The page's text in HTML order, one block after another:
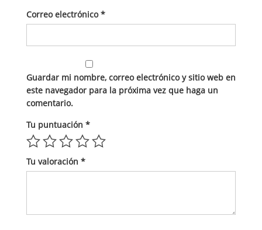
Correo electrónico*
Guardar mi nombre, correo electrónico y sitio web en
este navegador para la próxima vez que haga un
comentario.
Tu puntuación *
Tu valoración *